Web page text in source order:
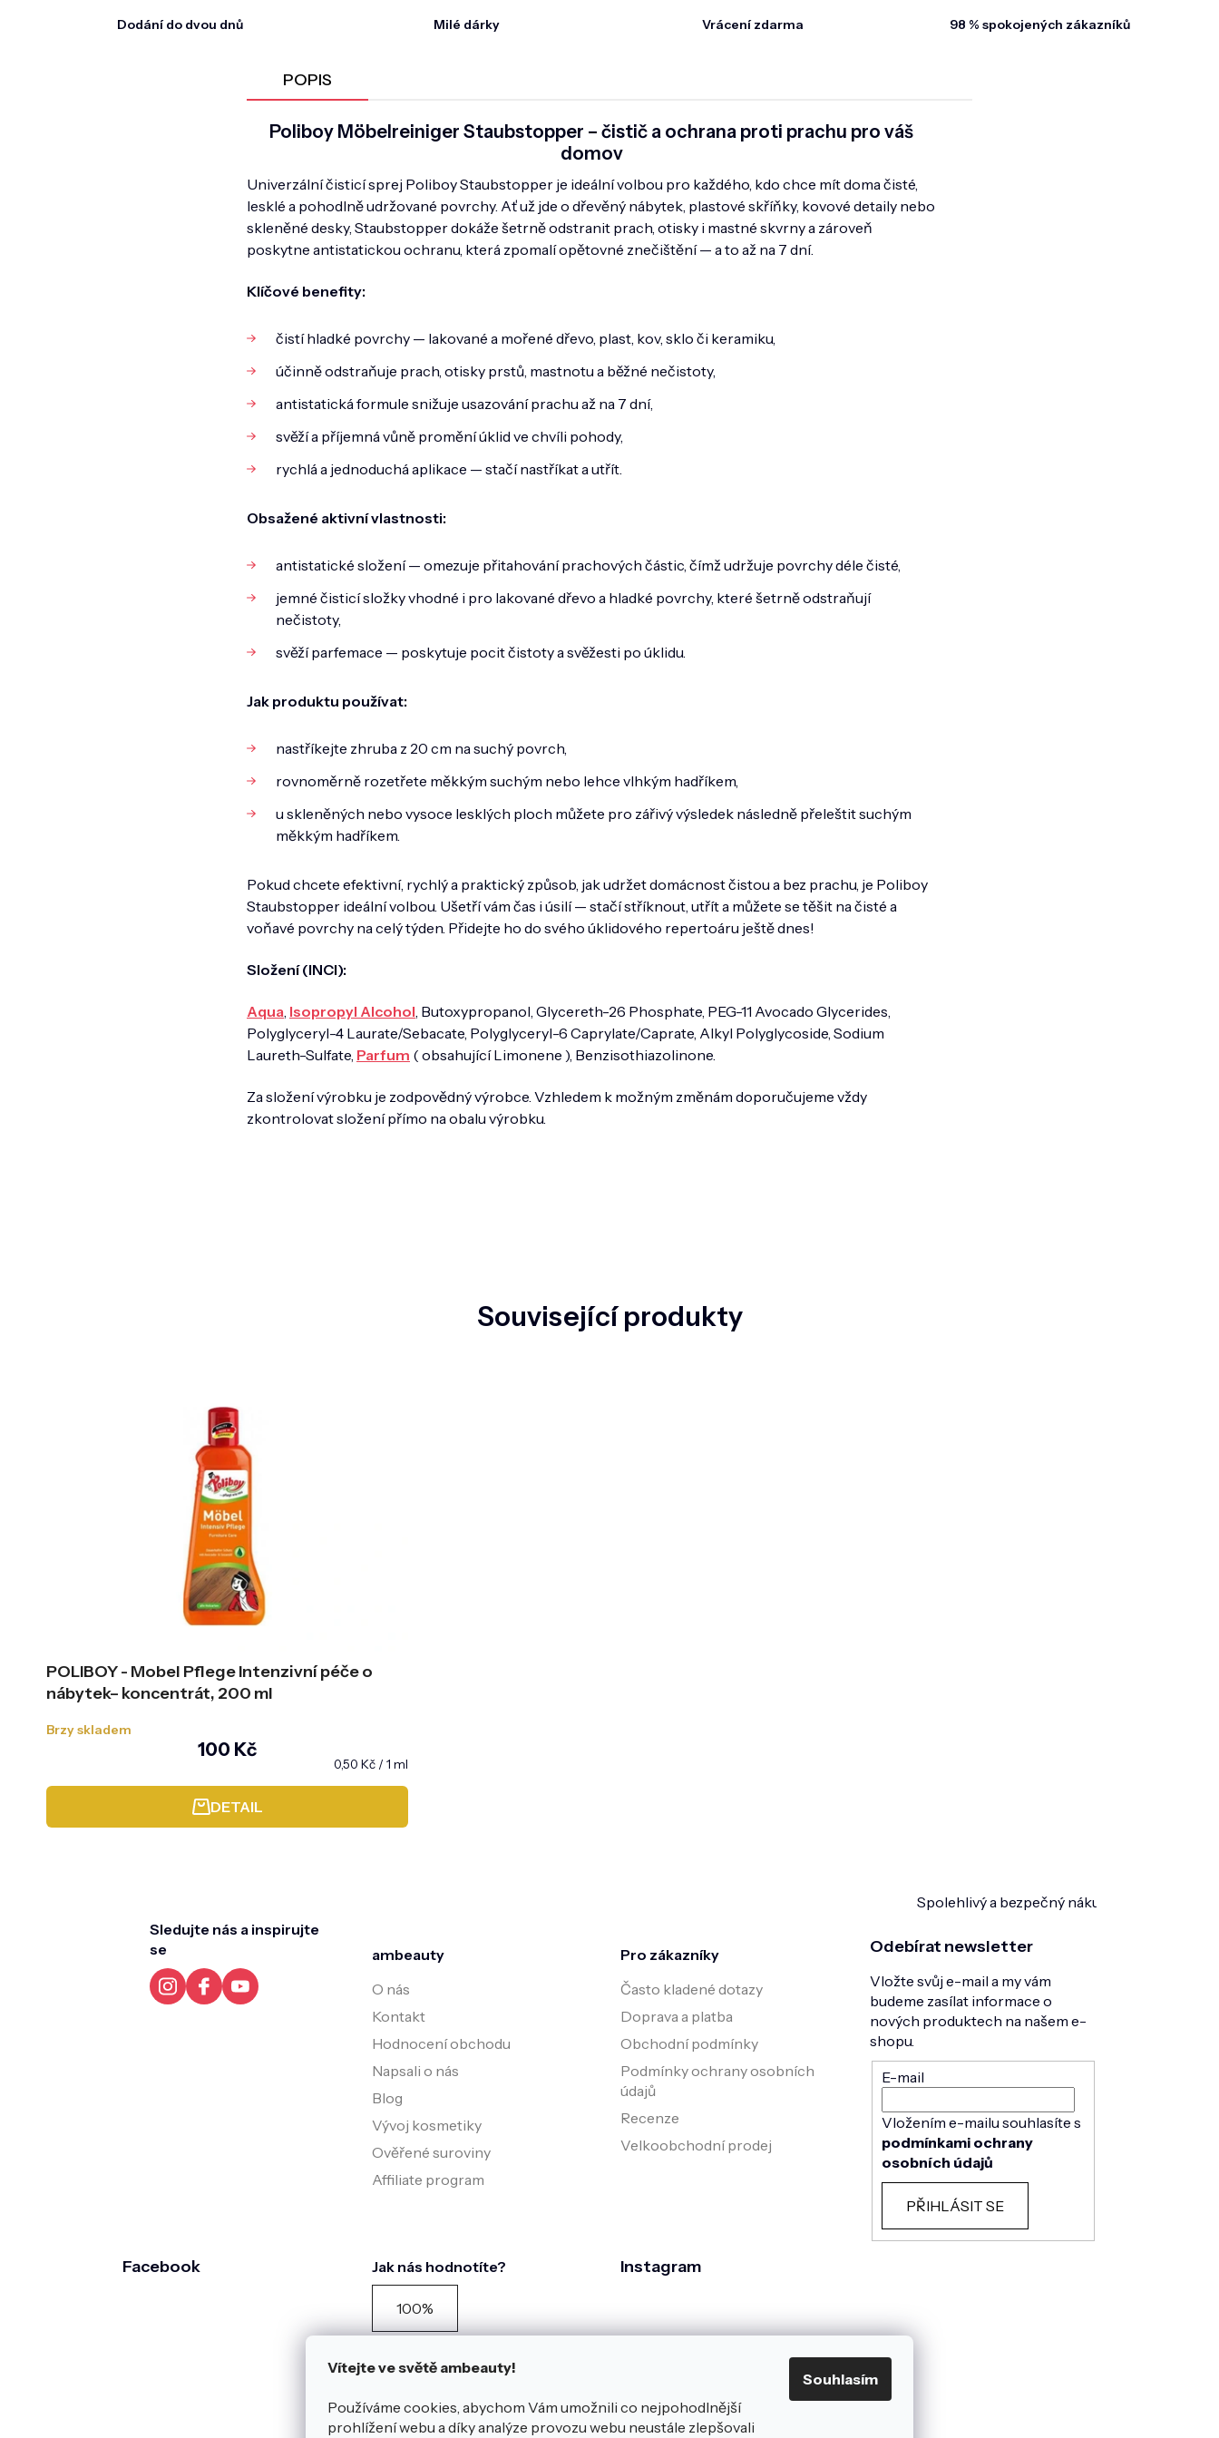
Vítejte ve světě ambeauty!
Používáme cookies, abychom Vám umožnili co nejpohodlnější
prohlížení webu a díky analýze provozu webu neustále zlepšovali
Souhlasím
Dodání do dvou dnů Milé dárky Vrácení zdarma 98 % spokojených zákazníků
POPIS
Poliboy Möbelreiniger Staubstopper – čistič a ochrana proti prachu pro váš
domov
Univerzální čisticí sprej Poliboy Staubstopper je ideální volbou pro každého, kdo chce mít doma čisté,
lesklé a pohodlně udržované povrchy. Ať už jde o dřevěný nábytek, plastové skříňky, kovové detaily nebo
skleněné desky, Staubstopper dokáže šetrně odstranit prach, otisky i mastné skvrny a zároveň
poskytne antistatickou ochranu, která zpomalí opětovné znečištění — a to až na 7 dní.
Klíčové benefity:
čistí hladké povrchy — lakované a mořené dřevo, plast, kov, sklo či keramiku,
účinně odstraňuje prach, otisky prstů, mastnotu a běžné nečistoty,
antistatická formule snižuje usazování prachu až na 7 dní,
svěží a příjemná vůně promění úklid ve chvíli pohody,
rychlá a jednoduchá aplikace — stačí nastříkat a utřít.
Obsažené aktivní vlastnosti:
antistatické složení — omezuje přitahování prachových částic, čímž udržuje povrchy déle čisté,
jemné čisticí složky vhodné i pro lakované dřevo a hladké povrchy, které šetrně odstraňují
nečistoty,
svěží parfemace — poskytuje pocit čistoty a svěžesti po úklidu.
Jak produktu používat:
nastříkejte zhruba z 20 cm na suchý povrch,
rovnoměrně rozetřete měkkým suchým nebo lehce vlhkým hadříkem,
u skleněných nebo vysoce lesklých ploch můžete pro zářivý výsledek následně přeleštit suchým
měkkým hadříkem.
Pokud chcete efektivní, rychlý a praktický způsob, jak udržet domácnost čistou a bez prachu, je Poliboy
Staubstopper ideální volbou. Ušetří vám čas i úsilí — stačí stříknout, utřít a můžete se těšit na čisté a
voňavé povrchy na celý týden. Přidejte ho do svého úklidového repertoáru ještě dnes!
Složení (INCI):
Aqua Isopropyl Alcohol , Butoxypropanol, Glycereth-26 Phosphate, PEG-11 Avocado Glycerides,
Polyglyceryl-4 Laurate/Sebacate, Polyglyceryl-6 Caprylate/Caprate, Alkyl Polyglycoside, Sodium
Laureth-Sulfate, Parfum ( obsahující Limonene ), Benzisothiazolinone.
Za složení výrobku je zodpovědný výrobce. Vzhledem k možným změnám doporučujeme vždy
zkontrolovat složení přímo na obalu výrobku.
Související produkty
POLIBOY - Mobel Pflege Intenzivní péče o
nábytek– koncentrát, 200 ml
Brzy skladem
100 Kč
Měrná
0,50 Kč / 1 ml
DETAIL
Sledujte nás a inspirujte
se
ambeauty
O nás
Kontakt
Hodnocení obchodu
Napsali o nás
Blog
Vývoj kosmetiky
Ověřené suroviny
Affiliate program
Pro zákazníky
Často kladené dotazy
Doprava a platba
Obchodní podmínky
Podmínky ochrany osobních
údajů
Recenze
Velkoobchodní prodej
Spolehlivý a bezpečný nákup
Odebírat newsletter
Vložte svůj e-mail a my vám
budeme zasílat informace o
nových produktech na našem e-
shopu.
E-mail
Vložením e-mailu souhlasíte s
podmínkami ochrany
osobních údajů
PŘIHLÁSIT SE
Facebook Jak nás hodnotíte?
100%
zákazníků doporučuje podle
dotazníku spokojenosti za
Zobrazit všech981hodnocení na
Heuréce
Instagram
Sledovat na Instagramu